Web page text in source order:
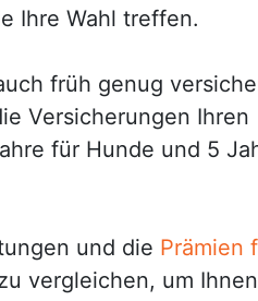
Ihre Wahl treffen.
früh genug
Versicherungen Ihren
für Hunde und 5
und die Prämien
vergleichen, um